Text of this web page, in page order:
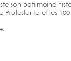
son patrimoine
et les